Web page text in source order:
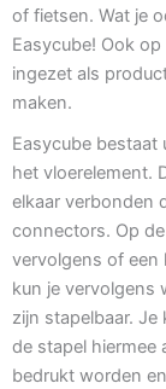
of fietsen. Wat je
Easycube! Ook
ingezet als
maken.
Easycube bestaat
het vloerelement.
elkaar verbonden
connectors. Op
vervolgens of een
kun je vervolgens
zijn stapelbaar.
de stapel hiermee
bedrukt worden